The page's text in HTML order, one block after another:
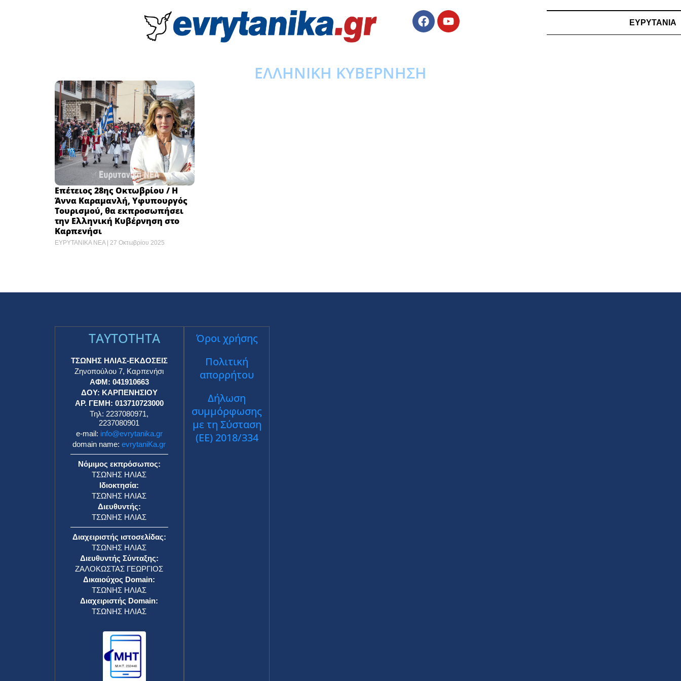
ΕΥΡΥΤΑΝΙΑ
ΕΛΛΗΝΙΚΗ ΚΥΒΕΡΝΗΣΗ
Επέτειος 28ης Οκτωβρίου / Η
Άννα Καραμανλή, Υφυπουργός
Τουρισμού, θα εκπροσωπήσει
την Ελληνική Κυβέρνηση στο
Καρπενήσι
ΕΥΡΥΤΑΝΙΚΑ ΝΕΑ 27 Οκτωβρίου 2025
TAYTOTHTA
ΤΣΩΝΗΣ ΗΛΙΑΣ-ΕΚΔΟΣΕΙΣ
Ζηνοπούλου 7, Καρπενήσι
ΑΦΜ: 041910663
ΔΟΥ: ΚΑΡΠΕΝΗΣΙΟΥ
ΑΡ. ΓΕΜΗ: 013710723000
Τηλ: 2237080971,
2237080901
e-mail: info@evrytanika.gr
domain name:evrytaniKa.gr
Νόμιμος εκπρόσωπος:
ΤΣΩΝΗΣ ΗΛΙΑΣ
Ιδιοκτησία:
ΤΣΩΝΗΣ ΗΛΙΑΣ
Διευθυντής:
ΤΣΩΝΗΣ ΗΛΙΑΣ
Διαχειριστής ιστοσελίδας:
ΤΣΩΝΗΣ ΗΛΙΑΣ
Διευθυντής Σύνταξης:
ΖΑΛΟΚΩΣΤΑΣ ΓΕΩΡΓΙΟΣ
Δικαιούχος Domain:
ΤΣΩΝΗΣ ΗΛΙΑΣ
Διαχειριστής Domain:
ΤΣΩΝΗΣ ΗΛΙΑΣ
Όροι χρήσης
Πολιτική
απορρήτου
Δήλωση
συμμόρφωσης
με τη Σύσταση
(ΕΕ) 2018/334